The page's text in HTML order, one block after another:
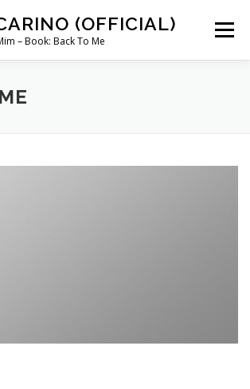
(OFFICIAL)
– Book: Back To Me
Menu
“DE VOLTA PARA MIM”